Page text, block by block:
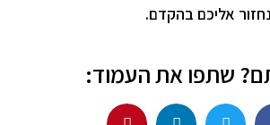
אליכם בהקדם.
שתפו את העמוד: